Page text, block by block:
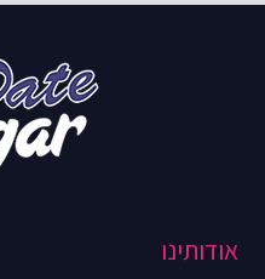
אודותינו